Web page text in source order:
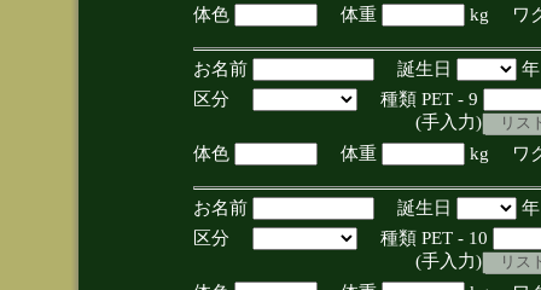
体色
体重 kg ワ
お名前 誕生日
区分
種類 PET - 9
(手入力)
体色
体重 kg ワ
お名前 誕生日
区分
種類 PET - 10
(手入力)